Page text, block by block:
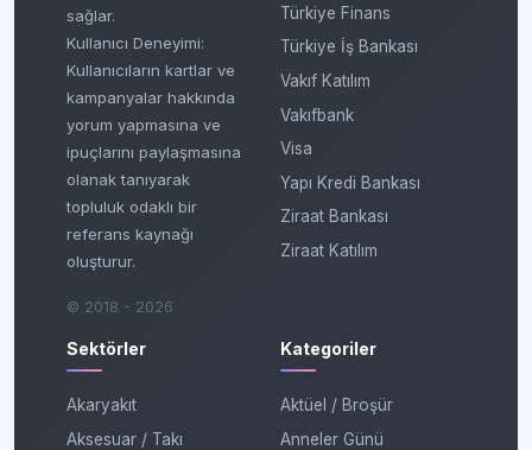
sağlar.
Kullanıcı Deneyimi:
Kullanıcıların kartlar ve
kampanyalar hakkında
yorum yapmasına ve
ipuçlarını paylaşmasına
olanak tanıyarak
topluluk odaklı bir
referans kaynağı
oluşturur.
© 2018 - 2026
Türkiye Finans
Türkiye İş Bankası
Vakıf Katılım
Vakıfbank
Visa
Yapı Kredi Bankası
Ziraat Bankası
Ziraat Katılım
Sektörler
Akaryakıt
Aksesuar / Takı
Kategoriler
Aktüel / Broşür
Anneler Günü